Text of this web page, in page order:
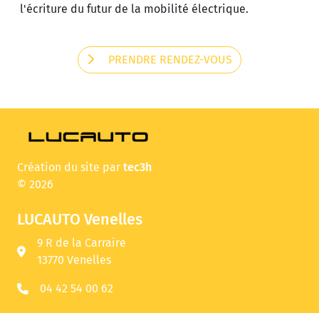
l'écriture du futur de la mobilité électrique.
PRENDRE RENDEZ-VOUS
Création du site par tec3h
© 2026
LUCAUTO Venelles
9 R de la Carraire
13770 Venelles
04 42 54 00 62